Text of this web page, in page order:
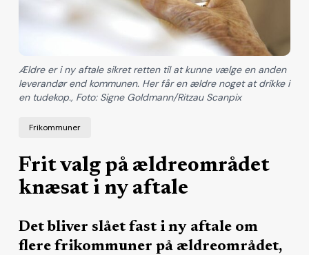
Frikommuner
Frit valg på ældreområdet
knæsat i ny aftale
Det bliver slået fast i ny aftale om
flere frikommuner på ældreområdet,
Ældre er i ny aftale sikret retten til at kunne vælge en anden
leverandør end kommunen. Her får en ældre noget at drikke i
en tudekop., Foto: Signe Goldmann/Ritzau Scanpix